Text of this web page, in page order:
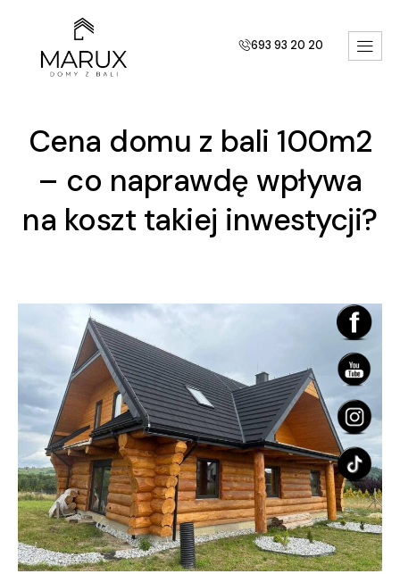
693 93 20 20
Cena domu z bali 100m2
– co naprawdę wpływa
na koszt takiej inwestycji?